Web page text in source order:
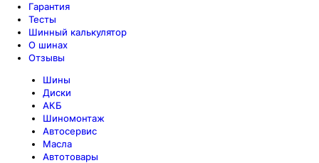
Гарантия
Тесты
Шинный калькулятор
О шинах
Отзывы
Шины
Диски
АКБ
Шиномонтаж
Автосервис
Масла
Автотовары